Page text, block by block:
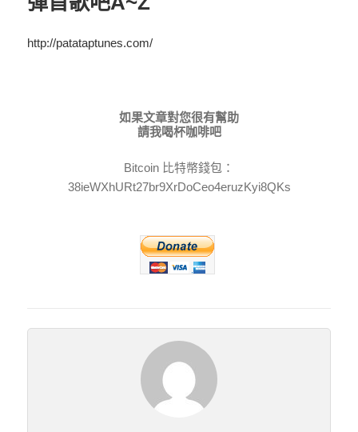
http://patataptunes.com/
如果文章對您很有幫助
請我喝杯咖啡吧
Bitcoin 比特幣錢包：
38ieWXhURt27br9XrDoCeo4eruzKyi8QKs